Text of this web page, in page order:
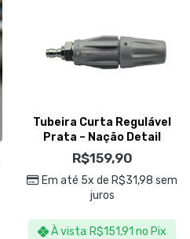
Tubeira Curta Regulável
Prata – Nação Detail
R$159,90
Em até 5x de R$31,98 sem
juros
À vista R$151,91 no Pix